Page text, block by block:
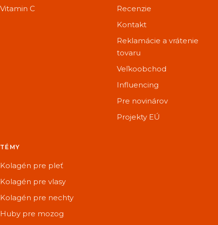
Vitamin C
Recenzie
Kontakt
Reklamácie a vrátenie
tovaru
Veľkoobchod
Influencing
Pre novinárov
Projekty EÚ
TÉMY
Kolagén pre pleť
Kolagén pre vlasy
Kolagén pre nechty
Huby pre mozog